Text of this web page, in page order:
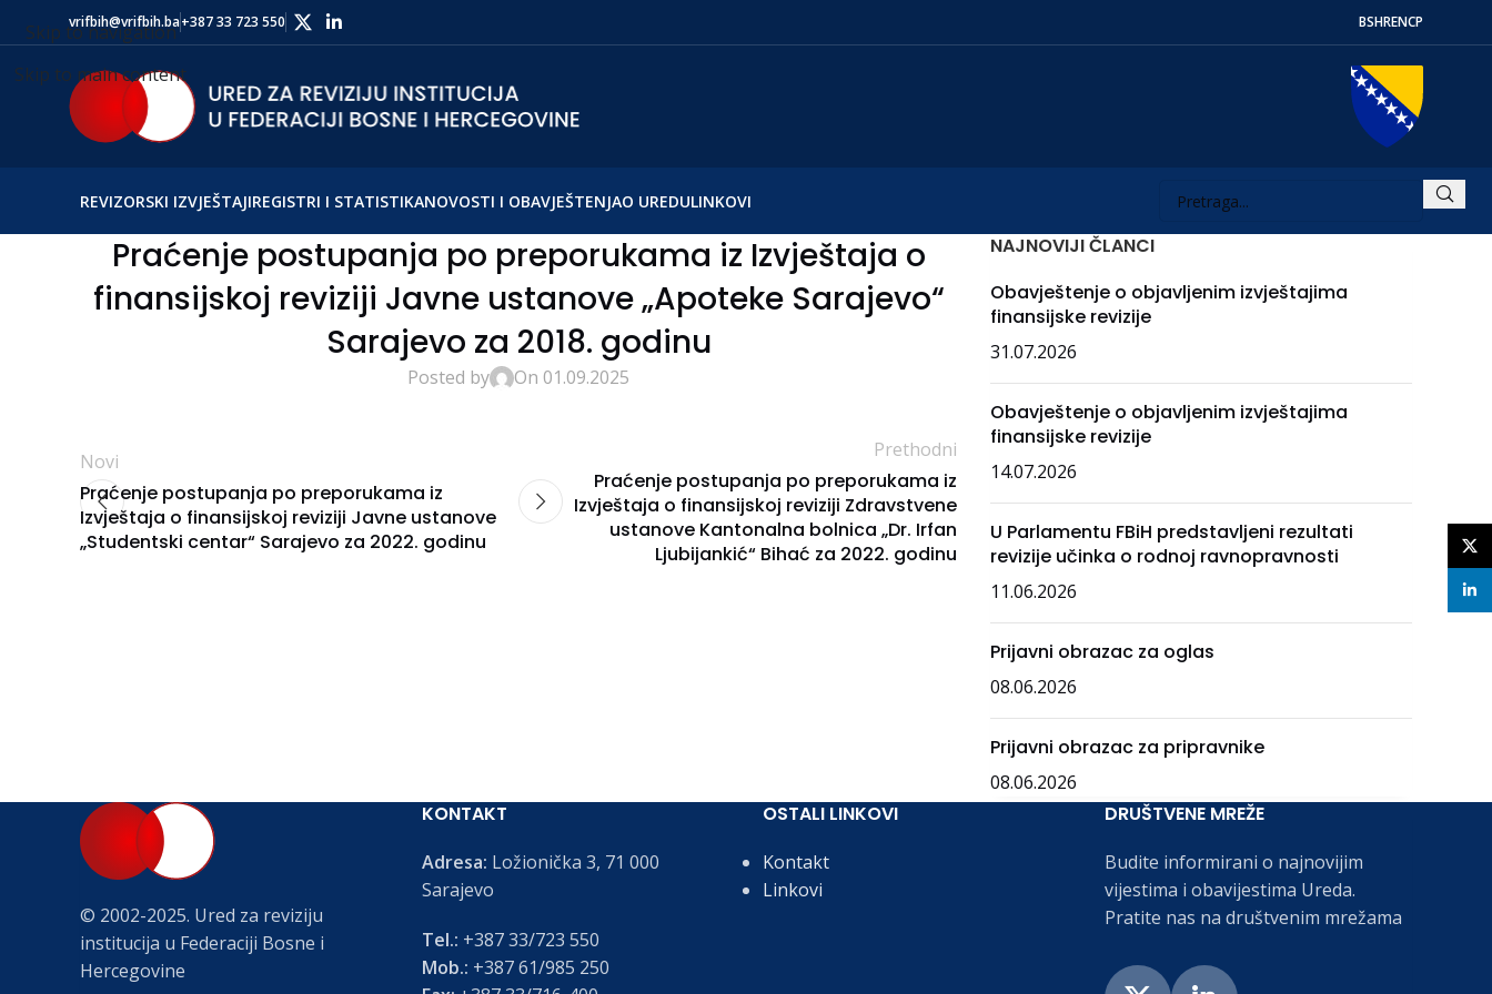
Skip to navigation
Skip to main content
vrifbih@vrifbih.ba+387 33 723 550 BSHRENСР
REVIZORSKI IZVJEŠTAJIREGISTRI I STATISTIKANOVOSTI I OBAVJEŠTENJAO UREDULINKOVI
Praćenje postupanja po preporukama iz Izvještaja o
finansijskoj reviziji Javne ustanove „Apoteke Sarajevo“
Sarajevo za 2018. godinu
Posted by On 01.09.2025
Novi
Praćenje postupanja po preporukama iz
Izvještaja o finansijskoj reviziji Javne ustanove
„Studentski centar“ Sarajevo za 2022. godinu
Prethodni
Praćenje postupanja po preporukama iz
Izvještaja o finansijskoj reviziji Zdravstvene
ustanove Kantonalna bolnica „Dr. Irfan
Ljubijankić“ Bihać za 2022. godinu
NAJNOVIJI ČLANCI
Obavještenje o objavljenim izvještajima
finansijske revizije
31.07.2026
Obavještenje o objavljenim izvještajima
finansijske revizije
14.07.2026
U Parlamentu FBiH predstavljeni rezultati
revizije učinka o rodnoj ravnopravnosti
11.06.2026
Prijavni obrazac za oglas
08.06.2026
Prijavni obrazac za pripravnike
08.06.2026
© 2002-2025. Ured za reviziju
institucija u Federaciji Bosne i
Hercegovine
KONTAKT
Adresa: Ložionička 3, 71 000
Sarajevo
Tel.: +387 33/723 550
Mob.: +387 61/985 250
OSTALI LINKOVI
Kontakt
Linkovi
DRUŠTVENE MREŽE
Budite informirani o najnovijim
vijestima i obavijestima Ureda.
Pratite nas na društvenim mrežama